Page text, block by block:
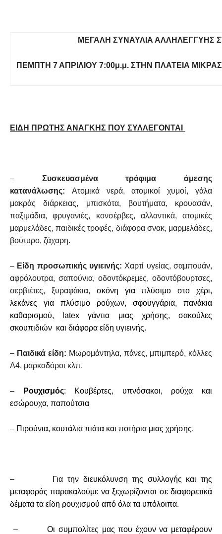
ΜΕΓΑΛΗ ΣΥΝΑΥΛΙΑ ΑΛΛΗΛΕΓΓΥΗΣ
ΠΕΜΠΤΗ 7 ΑΠΡΙΛΙΟΥ 7:00μ.μ. ΣΤΗΝ ΠΛΑΤΕΙΑ
ΕΙΔΗ ΠΡΩΤΗΣ ΑΝΑΓΚΗΣ ΠΟΥ ΣΥΛΛΕΓΟΝΤΑΙ
– Συσκευασμένα τρόφιμα άμεσης
κατανάλωσης: Ατομικά νερά, ατομικοί χυμοί, γάλα
μακράς διάρκειας, μπισκότα, βουτήματα, κρουασάν,
παξιμάδια, φρυγανιές, κονσέρβες, αλλαντικά, ατομικές
μαρμελάδες, παιδικές τροφές, διάφορα σνακ, μαρμελάδες,
βούτυρο, ζάχαρη.
– Είδη προσωπικής υγιεινής: Χαρτί υγείας, σαμπουάν,
αφρόλουτρα, σαπούνια, οδοντόκρεμες, οδοντόβουρτσες,
σερβιέτες, ξυραφάκια, σκόνη για πλύσιμο στο χέρι,
λεκάνες για πλύσιμο ρούχων, σφουγγάρια, πανάκια
καθαρισμού, latex γάντια μιας χρήσης, σακούλες
σκουπιδιών και διάφορα είδη υγιεινής.
– Παιδικά είδη: Μωρομάντηλα, πάνες, μπιμπερό, κόλλες
Α4, μαρκαδόροι κλπ.
– Ρουχισμός: Κουβέρτες, υπνόσακοι, ρούχα και
εσώρουχα, παπούτσια
– Πιρούνια, κουτάλια πιάτα και ποτήρια μιας χρήσης.
– Για την διευκόλυνση της συλλογής και της
μεταφοράς παρακαλούμε να ξεχωρίζονται σε διαφορετικά
δέματα τα είδη ρουχισμού από όλα τα υπόλοιπα.
– Οι συμπολίτες μας που έχουν να μεταφέρουν